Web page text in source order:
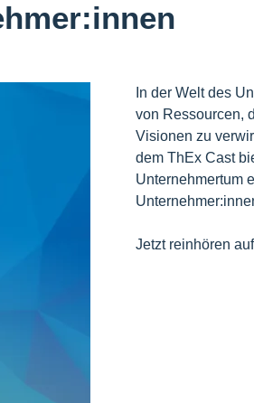
In der Welt des
von Ressourcen,
Visionen zu
dem ThEx Cast
Unternehmertum
Jetzt reinhören auf